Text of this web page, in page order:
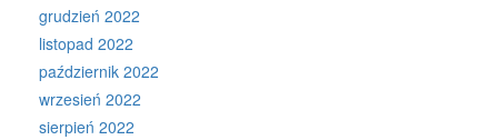
grudzień 2022
listopad 2022
październik 2022
wrzesień 2022
sierpień 2022